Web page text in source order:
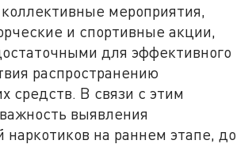
мероприятия,
и спортивные акции,
для эффективного
распространению
средств. В связи с этим
выявления
наркотиков на раннем этапе, до